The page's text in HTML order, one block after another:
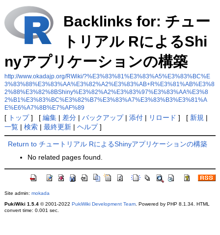
Backlinks for: チュー
トリアル RによるShi
nyアプリケーションの構築
http://www.okadajp.org/RWiki/?%E3%83%81%E3%83%A5%E3%83%BC%E
3%83%88%E3%83%AA%E3%82%A2%E3%83%AB+R%E3%81%AB%E3%8
2%88%E3%82%8BShiny%E3%82%A2%E3%83%97%E3%83%AA%E3%8
2%B1%E3%83%BC%E3%82%B7%E3%83%A7%E3%83%B3%E3%81%A
E%E6%A7%8B%E7%AF%89
[ トップ] [ 編集| 差分| バックアップ| 添付| リロード ] [ 新規 |
一覧| 検索| 最終更新| ヘルプ]
Return to チュートリアル RによるShinyアプリケーションの構築
No related pages found.
Site admin: mokada
PukiWiki 1.5.4© 2001-2022 PukiWiki Development Team. Powered by PHP 8.1.34. HTML
convert time: 0.001 sec.